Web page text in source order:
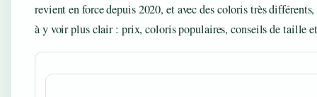
revient en force depuis 2020, et avec des coloris très
à y voir plus clair : prix, coloris populaires, conseils de taille